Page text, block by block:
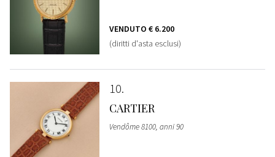
VENDUTO € 6.200
(diritti d'asta esclusi)
10
CARTIER
Vendôme 8100, anni 90